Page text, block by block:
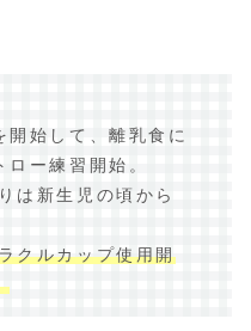
開始して、離乳食に
ー練習開始。
は新生児の頃から
クルカップ使用開